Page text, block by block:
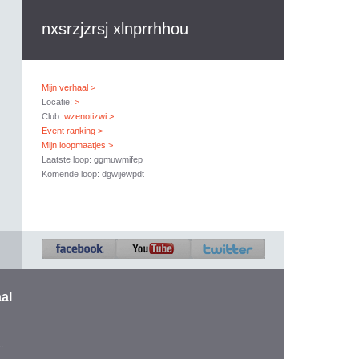
nxsrzjzrsj xlnprrhhou
Mijn verhaal >
Locatie: >
Club: wzenotizwi >
Event ranking >
Mijn loopmaatjes >
Laatste loop: ggmuwmifep
Komende loop: dgwijewpdt